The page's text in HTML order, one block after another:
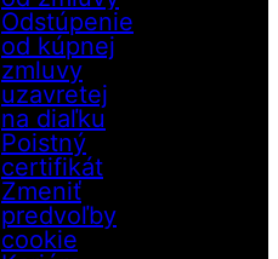
Odstúpenie
od kúpnej
zmluvy
uzavretej
na diaľku
Poistný
certifikát
Zmeniť
predvoľby
cookie